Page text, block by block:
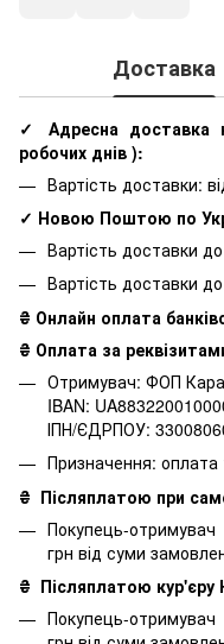
Доставка
✓ Адресна доставка
робочих днів ):
Вартість доставки:
✓ Новою Поштою по
Вартість доставки
Вартість доставки
₴ Онлайн оплата
₴ Оплата за
Отримувач: ФОП
IBAN:
ІПН/ЄДРПОУ:
Призначення: оплата
₴ Післяплатою при
Покупець-
грн від суми
₴ Післяплатою кур'єру
Покупець-